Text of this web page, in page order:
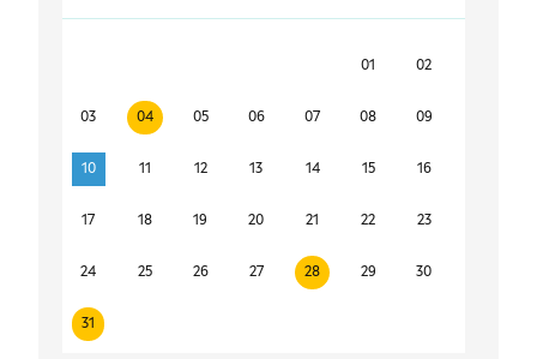
01 02
03 04 05 06 07 08 09
10 11 12 13 14 15 16
17 18 19 20 21 22 23
24 25 26 27 28 29 30
31